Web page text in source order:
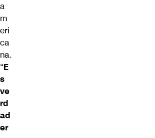
a
m
eri
ca
na.
“E
s
ve
rd
ad
er